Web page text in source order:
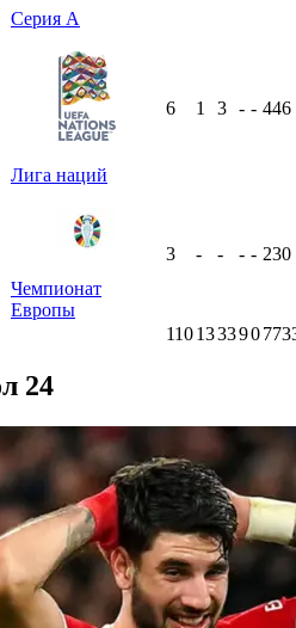
Серия А
Лига наций
6 1 3 - - 446
Чемпионат
Европы
3 - - - - 230
110133390
24